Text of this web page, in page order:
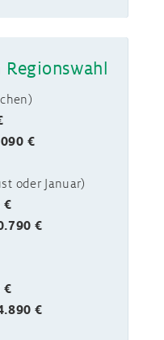
€
oder Januar)
€
€
€
€